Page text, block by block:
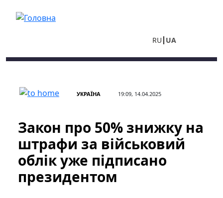
RU UA
УКРАЇНА 19:09, 14.04.2025
Закон про 50% знижку на
штрафи за військовий
облік уже підписано
президентом